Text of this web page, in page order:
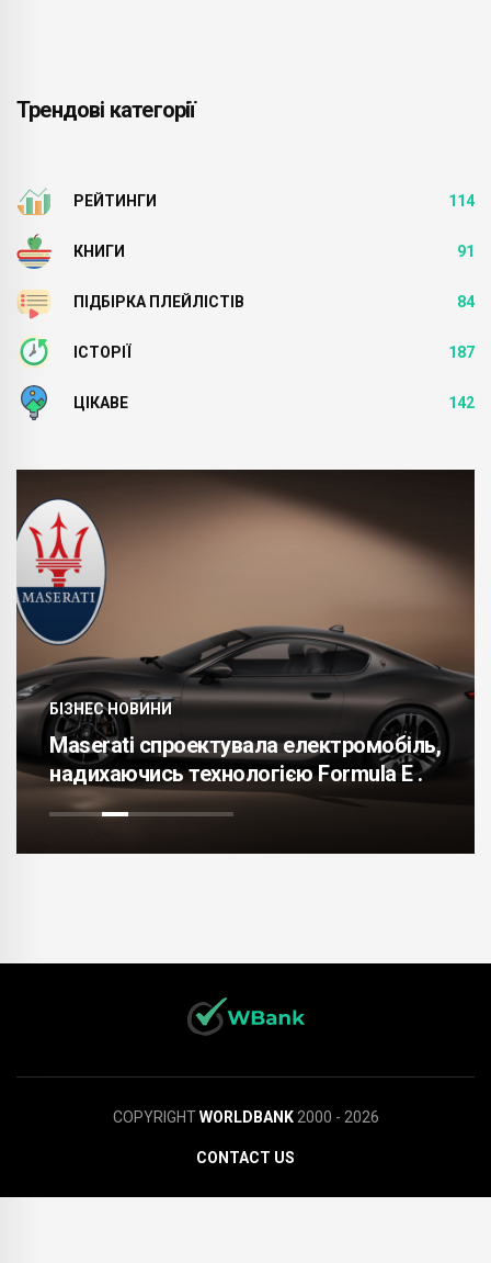
Трендові категорії
РЕЙТИНГИ 114
КНИГИ 91
ПІДБІРКА ПЛЕЙЛІСТІВ 84
ІСТОРІЇ 187
ЦІКАВЕ 142
БІЗНЕС НОВИНИ
Maserati спроектувала електромобіль,
надихаючись технологією Formula E .
COPYRIGHTWORLDBANK2000 - 2026
CONTACT US